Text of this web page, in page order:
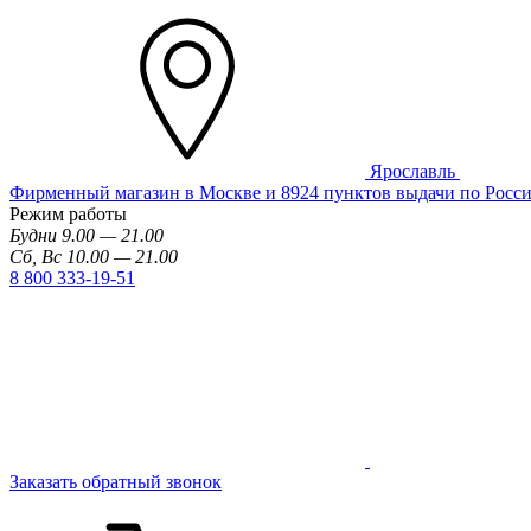
Ярославль
Фирменный магазин в Москве и 8924 пунктов выдачи по
Режим работы
Будни 9.00 — 21.00
Сб, Вс 10.00 — 21.00
8 800 333-19-51
Заказать обратный звонок